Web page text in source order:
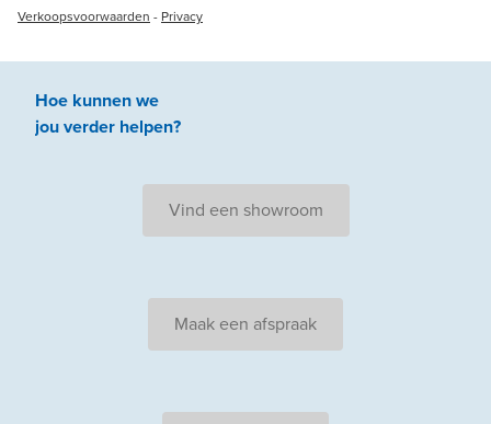
Verkoopsvoorwaarden - Privacy
Hoe kunnen we
jouverder helpen?
Vind een showroom
Maak een afspraak